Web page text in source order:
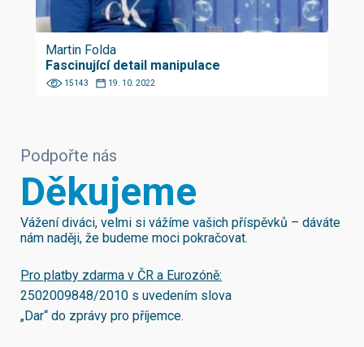
Martin Folda
Fascinující detail manipulace
15143 19. 10. 2022
Podpořte nás
Děkujeme
Vážení diváci, velmi si vážíme vašich příspěvků – dáváte
nám naději, že budeme moci pokračovat.
Pro platby zdarma v ČR a Eurozóně:
2502009848/2010 s uvedením slova
„Dar“ do zprávy pro příjemce.